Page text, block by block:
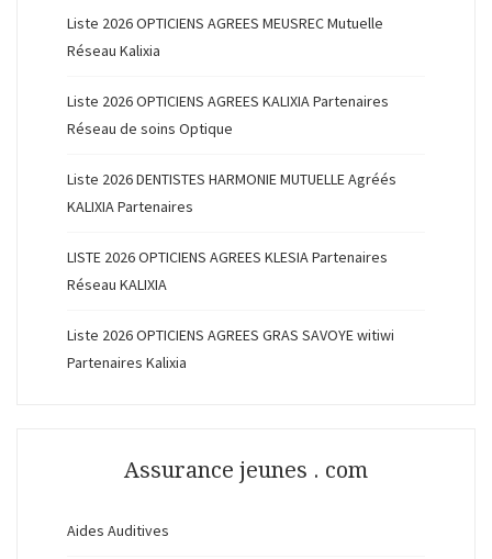
Liste 2026 OPTICIENS AGREES MEUSREC Mutuelle
Réseau Kalixia
Liste 2026 OPTICIENS AGREES KALIXIA Partenaires
Réseau de soins Optique
Liste 2026 DENTISTES HARMONIE MUTUELLE Agréés
KALIXIA Partenaires
LISTE 2026 OPTICIENS AGREES KLESIA Partenaires
Réseau KALIXIA
Liste 2026 OPTICIENS AGREES GRAS SAVOYE witiwi
Partenaires Kalixia
Assurance jeunes . com
Aides Auditives